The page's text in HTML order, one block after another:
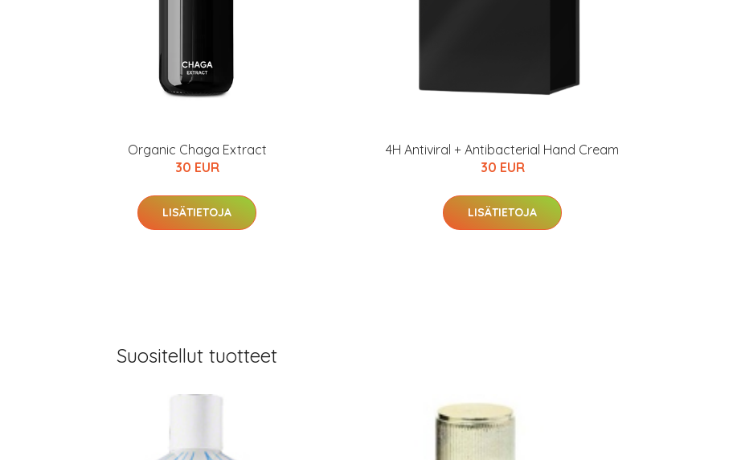
Organic Chaga Extract
30 EUR
LISÄTIETOJA
4H Antiviral + Antibacterial Hand Cream
30 EUR
LISÄTIETOJA
Suositellut tuotteet